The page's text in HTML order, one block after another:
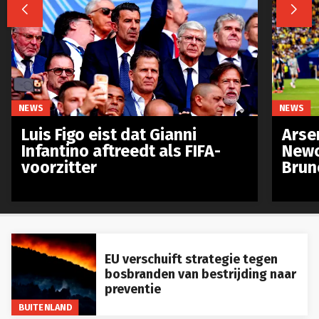
BUITENLAND
EU verschuift strategie tegen
bosbranden van bestrijding naar
preventie
 
NEWS
Luis Figo eist dat Gianni
Infantino aftreedt als FIFA-
voorzitter
NEWS